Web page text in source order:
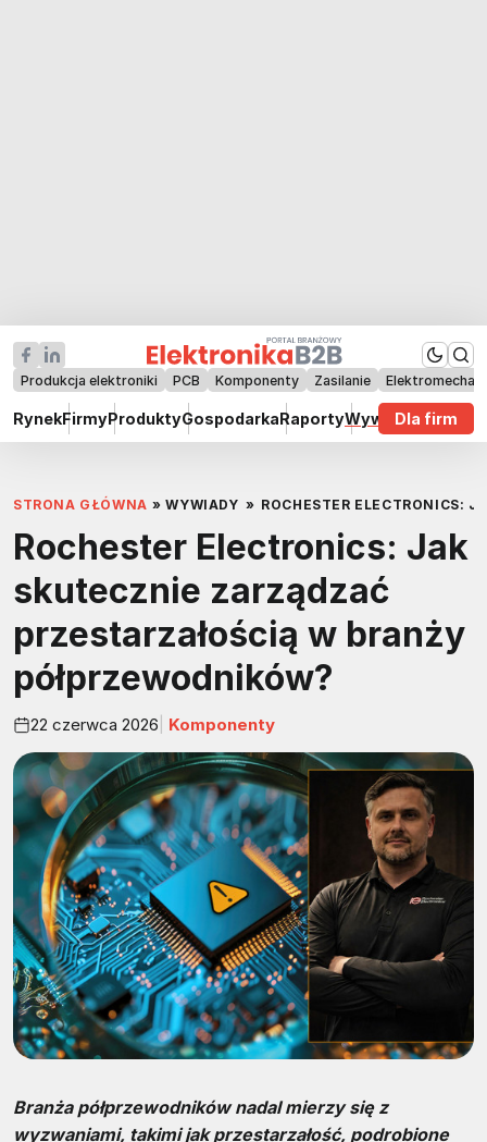
Produkcja elektroniki PCB Komponenty Zasilanie
RynekFirmyProduktyGospodarkaRaportyWywiadyDla firm
STRONA GŁÓWNA » WYWIADY » ROCHESTER ELECTRONICS:
Rochester Electronics: Jak
skutecznie zarządzać
przestarzałością w branży
półprzewodników?
22 czerwca 2026 Komponenty
Branża półprzewodników nadal mierzy się z
wyzwaniami, takimi jak przestarzałość, podrobione